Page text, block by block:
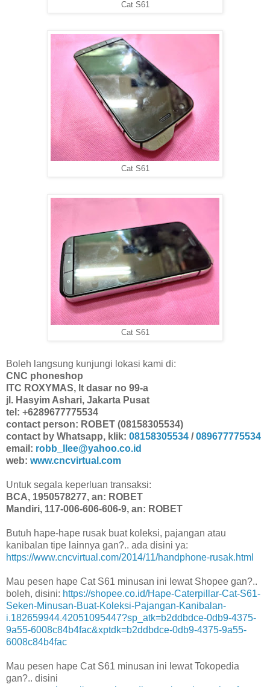
Cat S61
Cat S61
Cat S61
Boleh langsung kunjungi lokasi kami di:
CNC phoneshop
ITC ROXYMAS, lt dasar no 99-a
jl. Hasyim Ashari, Jakarta Pusat
tel: +6289677775534
contact person: ROBET (08158305534)
contact by Whatsapp, klik: 08158305534 /089677775534
email: robb_llee@yahoo.co.id
web: www.cncvirtual.com
Untuk segala keperluan transaksi:
BCA, 1950578277, an: ROBET
Mandiri, 117-006-606-606-9, an: ROBET
Butuh hape-hape rusak buat koleksi, pajangan atau
kanibalan tipe lainnya gan?.. ada disini ya:
https://www.cncvirtual.com/2014/11/handphone-rusak.html
Mau pesen hape Cat S61 minusan ini lewat Shopee gan?..
boleh, disini: https://shopee.co.id/Hape-Caterpillar-Cat-S61-
Seken-Minusan-Buat-Koleksi-Pajangan-Kanibalan-
i.182659944.42051095447?sp_atk=b2ddbdce-0db9-4375-
9a55-6008c84b4fac&xptdk=b2ddbdce-0db9-4375-9a55-
6008c84b4fac
Mau pesen hape Cat S61 minusan ini lewat Tokopedia
gan?.. disini